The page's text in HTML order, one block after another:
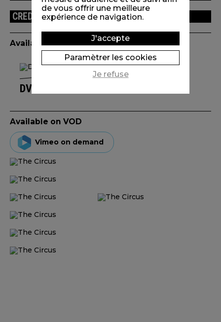
CREDITS
Available edition(s)
DVD FOLIMAGE TOUT COURT
Available on VOD
Vimeo on demand
de vous offrir une meilleure
expérience de navigation.
J'accepte
Paramètrer les cookies
Je refuse